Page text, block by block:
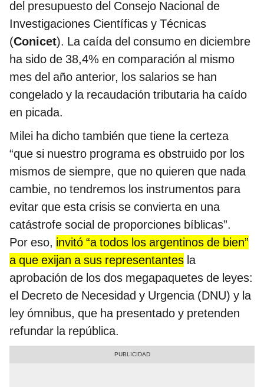
del presupuesto del Consejo Nacional de
Investigaciones Científicas y Técnicas
(Conicet). La caída del consumo en diciembre
ha sido de 38,4% en comparación al mismo
mes del año anterior, los salarios se han
congelado y la recaudación tributaria ha caído
en picada.
Milei ha dicho también que tiene la certeza
“que si nuestro programa es obstruido por los
mismos de siempre, que no quieren que nada
cambie, no tendremos los instrumentos para
evitar que esta crisis se convierta en una
catástrofe social de proporciones bíblicas”.
Por eso, invitó “a todos los argentinos de bien”
a que exijan a sus representantes la
aprobación de los dos megapaquetes de leyes:
el Decreto de Necesidad y Urgencia (DNU) y la
ley ómnibus, que ha presentado y pretenden
refundar la república.